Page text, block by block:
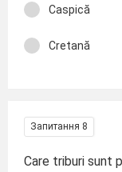
Caspică
Cretană
Запитання 8
Care triburi sunt